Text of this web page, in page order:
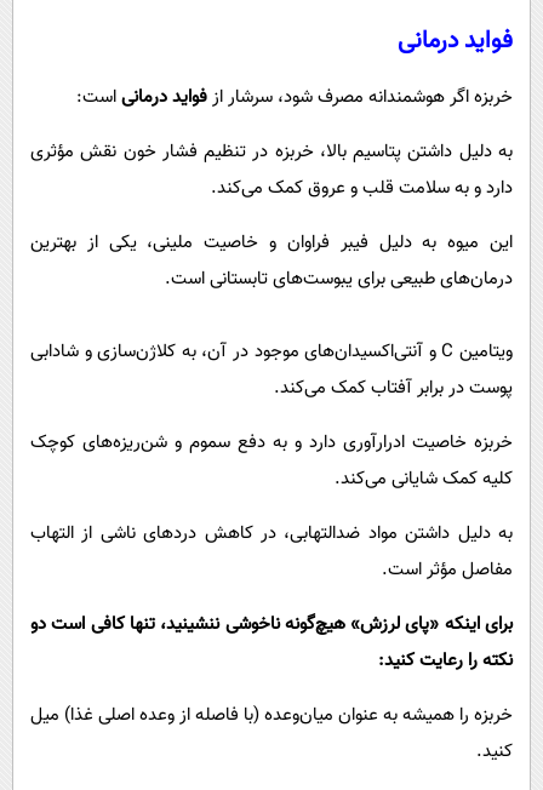
فواید درمانی
خربزه اگر هوشمندانه مصرف شود، سرشار ازفواید درمانیاست:
به دلیل داشتن پتاسیم بالا، خربزه در تنظیم فشار خون نقش مؤثری
دارد و به سلامت قلب و عروق کمک می‌کند.
این میوه به دلیل فیبر فراوان و خاصیت ملینی، یکی از بهترین
درمان‌های طبیعی برای یبوست‌های تابستانی است.
ویتامین C و آنتی‌اکسیدان‌های موجود در آن، به کلاژن‌سازی و شادابی
پوست در برابر آفتاب کمک می‌کند.
خربزه خاصیت ادرارآوری دارد و به دفع سموم و شن‌ریزه‌های کوچک
کلیه کمک شایانی می‌کند.
به دلیل داشتن مواد ضدالتهابی، در کاهش دردهای ناشی از التهاب
مفاصل مؤثر است.
برای اینکه «پای لرزش» هیچ‌گونه ناخوشی ننشینید، تنها کافی است دو
نکته را رعایت کنید:
خربزه را همیشه به عنوان میان‌وعده (با فاصله از وعده اصلی غذا) میل
کنید.